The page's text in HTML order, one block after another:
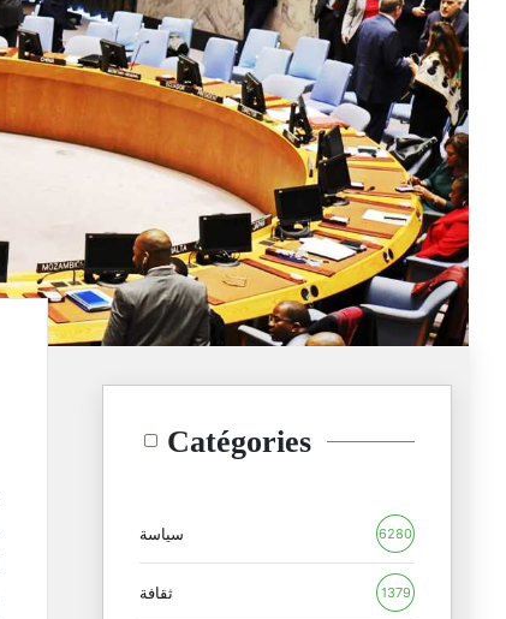
Catégories
سياسة 6280
ثقافة 1379